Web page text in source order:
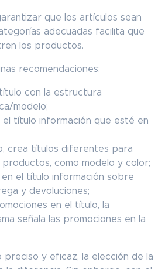
que los artículos sean
adecuadas facilita que
los productos.
recomendaciones:
con la estructura
modelo;
el título información que esté en
crea títulos diferentes para
productos, como modelo y color;
en el título información sobre
y devoluciones;
en el título, la
señala las promociones en la
preciso y eficaz, la elección de la